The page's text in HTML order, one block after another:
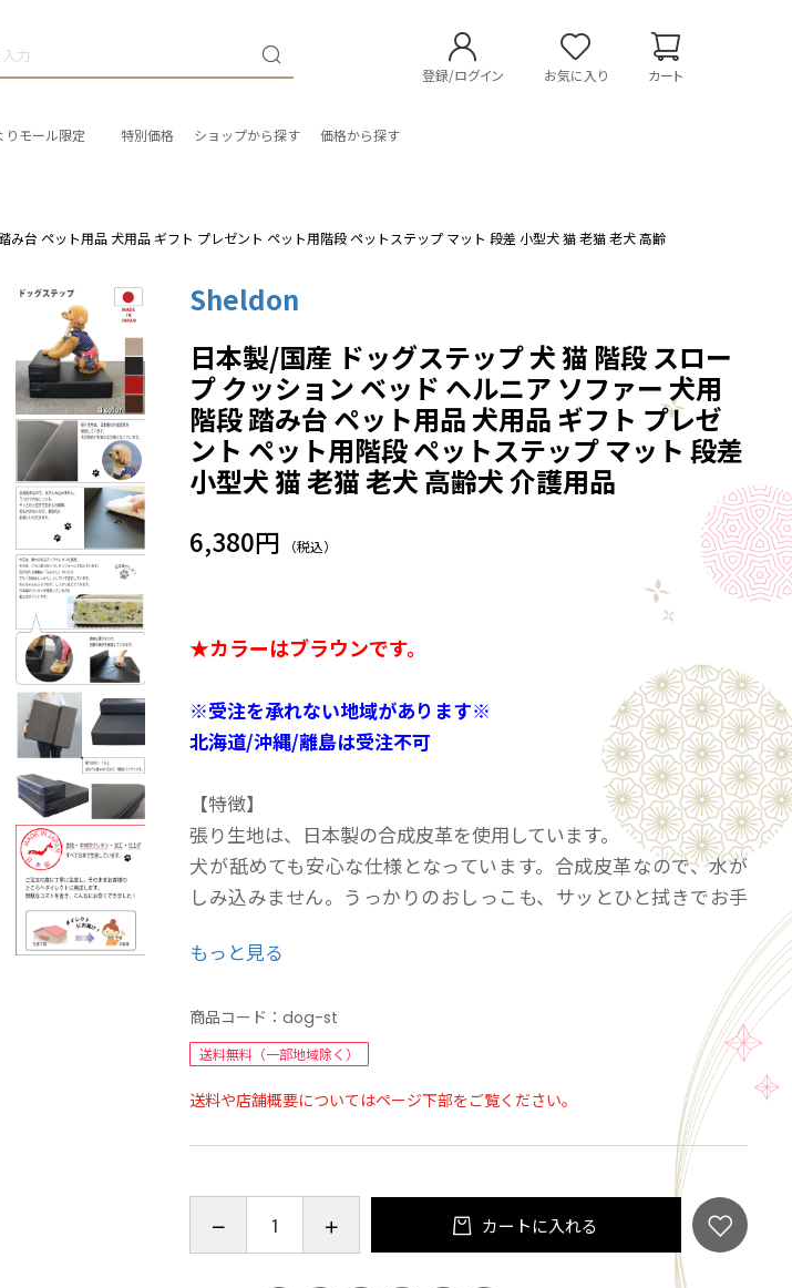
登録/ログイン お気に入り カート
りモール限定 特別価格 ショップから探す 価格から探す
台 ペット用品 犬用品 ギフト プレゼント ペット用階段 ペットステップ マット 段差 小型犬 猫 老猫 老犬 高齢
Sheldon
日本製/国産 ドッグステップ 犬 猫 階段 スロー
プ クッション ベッド ヘルニア ソファー 犬用
階段 踏み台 ペット用品 犬用品 ギフト プレゼ
ント ペット用階段 ペットステップ マット 段差
小型犬 猫 老猫 老犬 高齢犬 介護用品
6,380円 （税込）
★カラーはブラウンです。
※受注を承れない地域があります※
北海道/沖縄/離島は受注不可
【特徴】
張り生地は、日本製の合成皮革を使用しています。
犬が舐めても安心な仕様となっています。合成皮革なので、水が
しみ込みません。うっかりのおしっこも、サッとひと拭きでお手
中芯は、弾力のあるチップウレタンを使用。それを、さらに柔ら
かいウレタンフォームで包んでいます。足が当たる感触は「ふん
わり」やわらか、でも「全体はしっかり」としていて安定してい
ます。わんちゃんもふらつかず、しっかり支えてくれます。日本製
のウレタンを使用しているのも安心のポイントです。適度な硬さ
なので、足腰の負担を軽減してくれます。
生地 ・ 中材のウレタン ・ 加工 ・ 仕上げ、すべて日本で生産して
います。ご注文の度に丁寧に生産し、そのままお客様のところへ
ダイレクトに発送します。無駄なコストを省き、こんなにお安く
できました！
もっと見る
商品コード：dog-st
送料無料（一部地域除く）
送料や店舗概要についてはページ下部をご覧ください。
カートに入れる